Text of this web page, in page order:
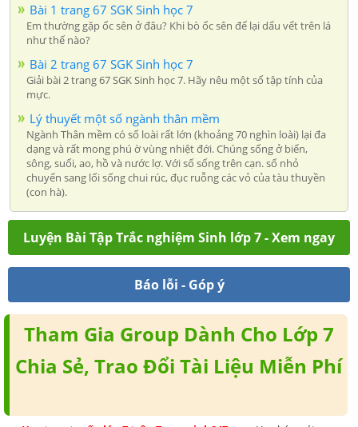
Bài 1 trang 67 SGK Sinh học 7
Em thường gặp ốc sên ở đâu? Khi bò ốc sên đế lại dấu vết trên lá
như thế nào?
Bài 2 trang 67 SGK Sinh học 7
Giải bài 2 trang 67 SGK Sinh học 7. Hãy nêu một số tập tính của
mực.
Lý thuyết một số ngành thân mềm
Ngành Thân mềm có số loài rất lớn (khoảng 70 nghìn loài) lại đa
dạng và rất mong phú ờ vùng nhiệt đới. Chúng sống ở biển,
sông, suối, ao, hồ và nước lợ. Với số sống trên cạn. số nhỏ
chuyển sang lối sống chui rúc, đục ruỗng các vỏ của tàu thuyền
(con hà).
Luyện Bài Tập Trắc nghiệm Sinh lớp 7 - Xem ngay
Báo lỗi - Góp ý
Tham Gia Group Dành Cho Lớp 7
Chia Sẻ, Trao Đổi Tài Liệu Miễn Phí